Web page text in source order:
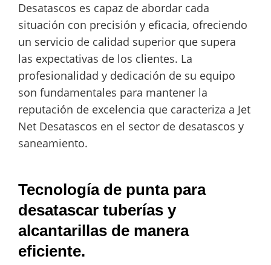
Desatascos es capaz de abordar cada
situación con precisión y eficacia, ofreciendo
un servicio de calidad superior que supera
las expectativas de los clientes. La
profesionalidad y dedicación de su equipo
son fundamentales para mantener la
reputación de excelencia que caracteriza a Jet
Net Desatascos en el sector de desatascos y
saneamiento.
Tecnología de punta para
desatascar tuberías y
alcantarillas de manera
eficiente.